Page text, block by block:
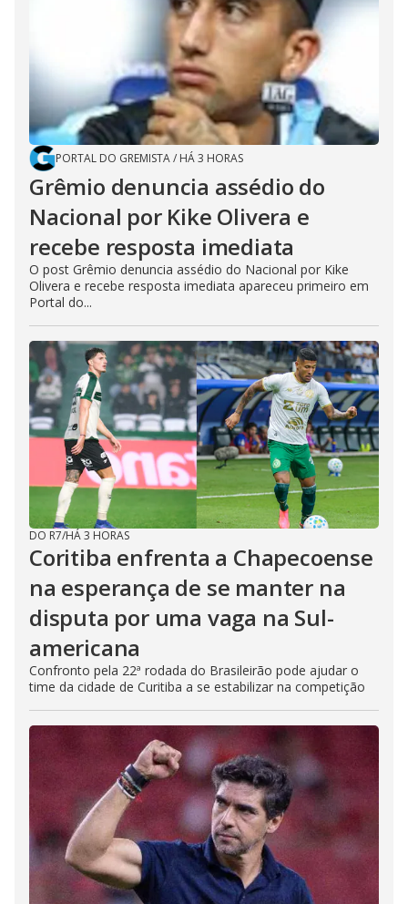
PORTAL DO GREMISTA/ HÁ 3 HORAS
Grêmio denuncia assédio do
Nacional por Kike Olivera e
recebe resposta imediata
O post Grêmio denuncia assédio do Nacional por Kike
Olivera e recebe resposta imediata apareceu primeiro em
Portal do...
DO R7/HÁ 3 HORAS
Coritiba enfrenta a Chapecoense
na esperança de se manter na
disputa por uma vaga na Sul-
americana
Confronto pela 22ª rodada do Brasileirão pode ajudar o
time da cidade de Curitiba a se estabilizar na competição